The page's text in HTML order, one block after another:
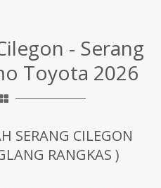
- Serang
Toyota 2026
SERANG CILEGON
RANGKAS )